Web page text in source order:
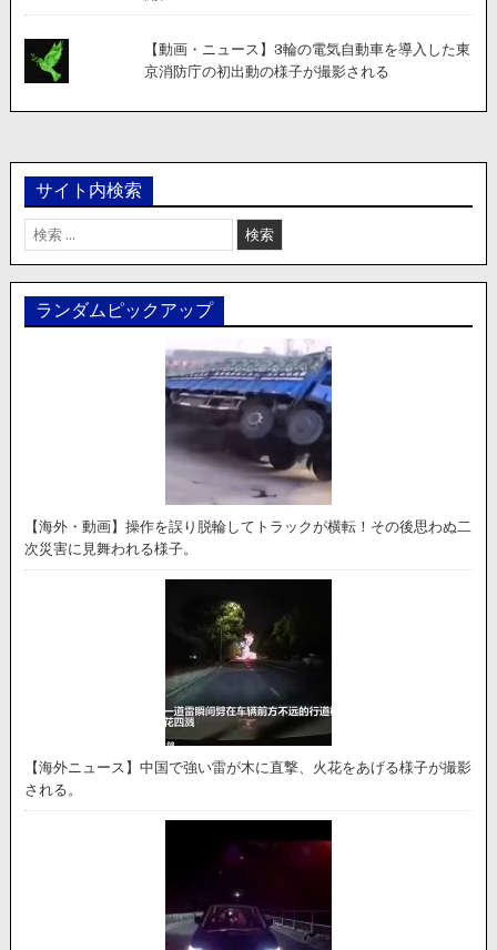
【動画・ニュース】3輪の電気自動車を導入した東
京消防庁の初出動の様子が撮影される
サイト内検索
検
索:
ランダムピックアップ
【海外・動画】操作を誤り脱輪してトラックが横転！その後思わぬ二
次災害に見舞われる様子。
【海外ニュース】中国で強い雷が木に直撃、火花をあげる様子が撮影
される。